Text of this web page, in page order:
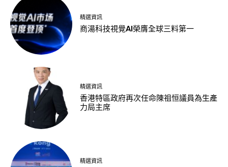
精選資訊
商湯科技視覺AI榮膺全球三料第一
精選資訊
香港特區政府再次任命陳祖恒議員為生產
力局主席
精選資訊